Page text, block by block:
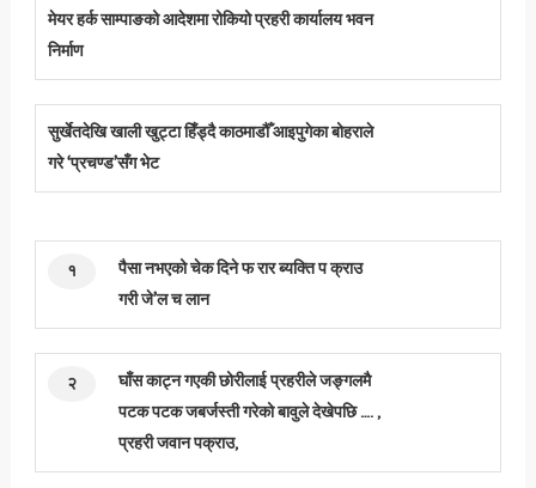
मेयर हर्क साम्पाङको आदेशमा रोकियो प्रहरी कार्यालय भवन
निर्माण
सुर्खेतदेखि खाली खुट्टा हिँड्दै काठमाडौँ आइपुगेका बोहराले
गरे ‘प्रचण्ड’सँग भेट
१
पैसा नभएको चेक दिने फ रार ब्यक्ति प क्राउ
गरी जे’ल च लान
२
घाँस काट्न गएकी छोरीलाई प्रहरीले जङ्गलमै
पटक पटक जबर्जस्ती गरेको बावुले देखेपछि …. ,
प्रहरी जवान पक्राउ,